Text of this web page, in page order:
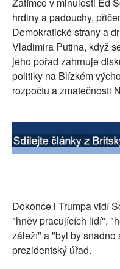
SOCIÁLNÍ SÍTĚ
RUBRIKY
PLNÁ VERZE STRÁNEK
hrdiny a padouchy,
Demokratické strany a
Vladimira Putina, když
jeho pořad zahrnuje
politiky na Blízkém
rozpočtu a zmatečnosti
Dokonce i Trumpa vidí
"hněv pracujících lidí",
záleží" a "byl by snadno
prezidentský úřad.